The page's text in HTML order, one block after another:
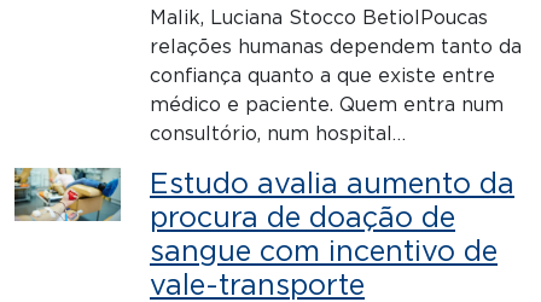
Malik, Luciana Stocco BetiolPoucas
relações humanas dependem tanto da
confiança quanto a que existe entre
médico e paciente. Quem entra num
consultório, num hospital…
Estudo avalia aumento da
procura de doação de
sangue com incentivo de
vale-transporte